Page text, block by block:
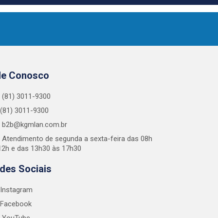
Conosco
(81) 3011-9300
(81) 3011-9300
b2b@kgmlan.com.br
Atendimento de segunda a sexta-feira das 08h
e das 13h30 às 17h30
Sociais
Instagram
Facebook